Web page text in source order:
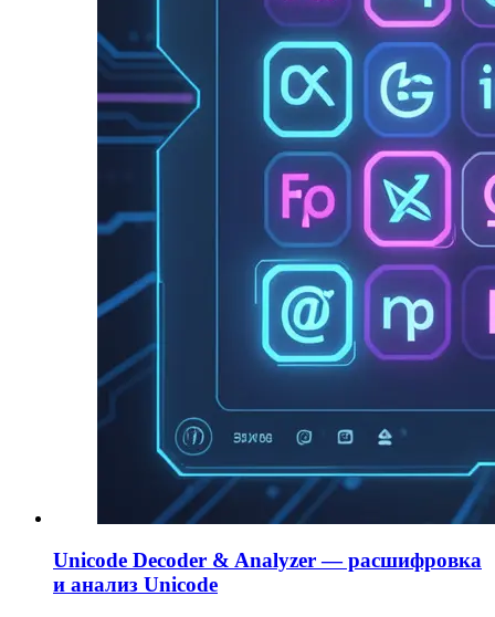
Unicode Decoder & Analyzer — расшифровка
и анализ Unicode